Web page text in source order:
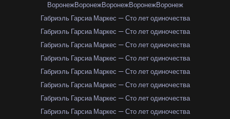
ВоронежВоронежВоронежВоронежВоронеж
Габриэль Гарсиа Маркес — Сто лет одиночества
Габриэль Гарсиа Маркес — Сто лет одиночества
Габриэль Гарсиа Маркес — Сто лет одиночества
Габриэль Гарсиа Маркес — Сто лет одиночества
Габриэль Гарсиа Маркес — Сто лет одиночества
Габриэль Гарсиа Маркес — Сто лет одиночества
Габриэль Гарсиа Маркес — Сто лет одиночества
Габриэль Гарсиа Маркес — Сто лет одиночества